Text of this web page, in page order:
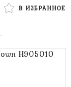
В ИЗБРАННОЕ